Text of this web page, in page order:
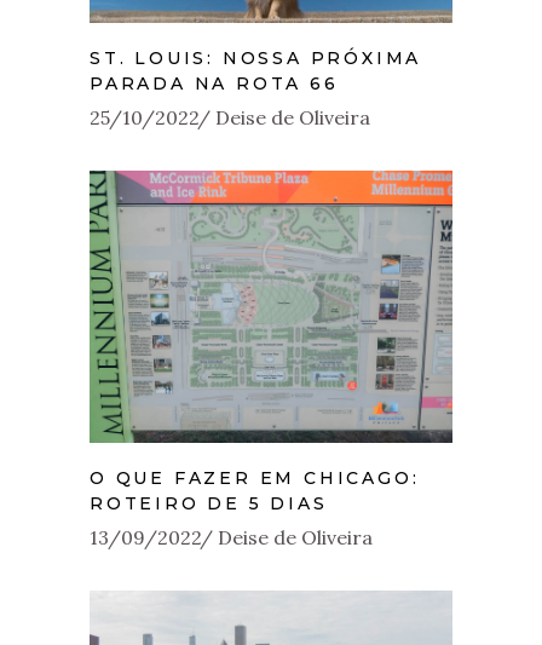
ST. LOUIS: NOSSA PRÓXIMA
PARADA NA ROTA 66
25/10/2022 Deise de Oliveira
O QUE FAZER EM CHICAGO:
ROTEIRO DE 5 DIAS
13/09/2022 Deise de Oliveira